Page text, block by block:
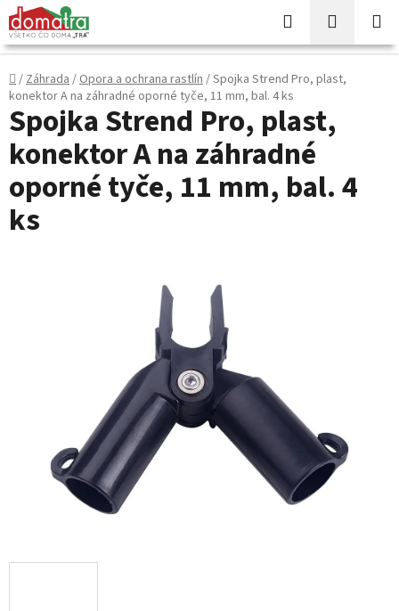
Prejsť
na
obsah
Hľadať
KOŠÍK
Domov
/Záhrada/Opora a ochrana rastlín/Spojka Strend Pro, plast,
konektor A na záhradné oporné tyče, 11 mm, bal. 4 ks
Spojka Strend Pro, plast,
konektor A na záhradné
oporné tyče, 11 mm, bal. 4
ks